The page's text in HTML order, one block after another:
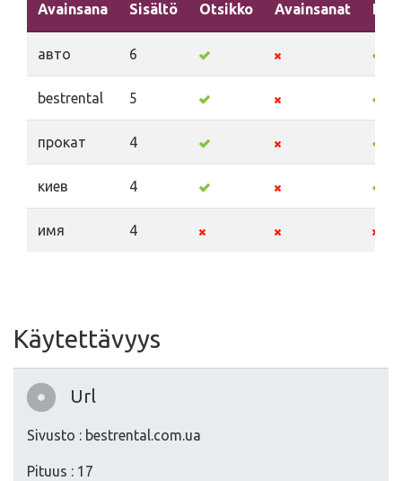
Avainsana Sisältö Otsikko Avainsanat
авто 6
bestrental 5
прокат 4
киев 4
имя 4
Käytettävyys
Url
Sivusto : bestrental.com.ua
Pituus : 17